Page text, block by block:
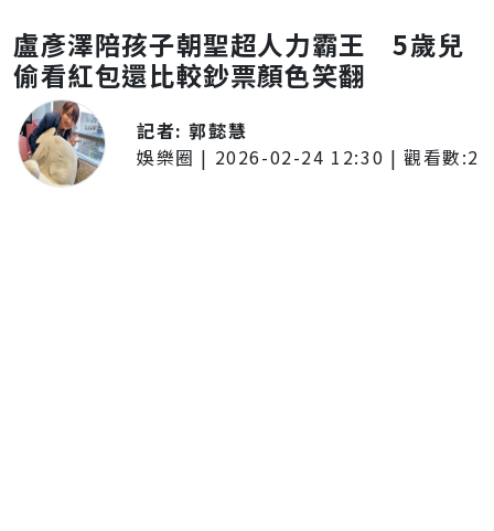
盧彥澤陪孩子朝聖超人力霸王 5歲兒
偷看紅包還比較鈔票顏色笑翻
記者:郭懿慧
娛樂圈 | 2026-02-24 12:30 | 觀看數:2